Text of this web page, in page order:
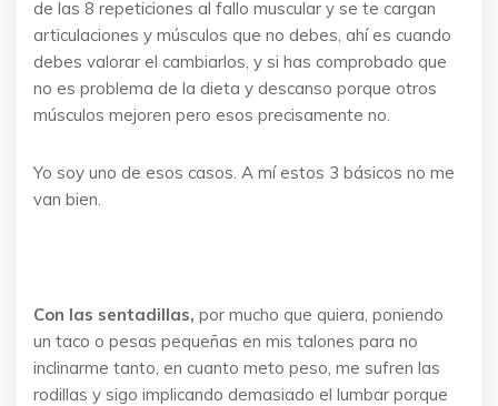
de las 8 repeticiones al fallo muscular y se te cargan
articulaciones y músculos que no debes, ahí es cuando
debes valorar el cambiarlos, y si has comprobado que
no es problema de la dieta y descanso porque otros
músculos mejoren pero esos precisamente no.
Yo soy uno de esos casos. A mí estos 3 básicos no me
van bien.
Con las sentadillas, por mucho que quiera, poniendo
un taco o pesas pequeñas en mis talones para no
inclinarme tanto, en cuanto meto peso, me sufren las
rodillas y sigo implicando demasiado el lumbar porque